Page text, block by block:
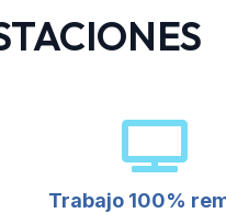
Trabajo 100%